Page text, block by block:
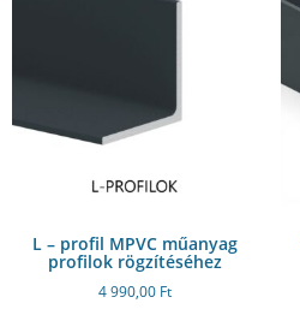
L – profil MPVC műanyag
profilok rögzítéséhez
4 990,00 Ft